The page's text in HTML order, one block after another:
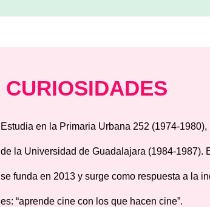
CURIOSIDADES
Estudia en la Primaria Urbana 252 (1974-
de la Universidad de Guadalajara (1984-1987).
se funda en 2013 y surge como respuesta a la
es: “aprende cine con los que hacen cine”.